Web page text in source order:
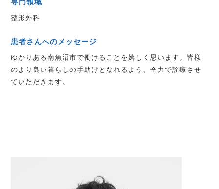
整形外科
患者さんへのメッセージ
ゆかりある南魚沼市で働けることを嬉しく思います。皆様
のより良い暮らしの手助けとなれるよう、全力で診療させ
ていただきます。